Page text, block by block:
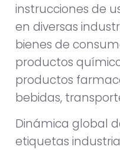
instrucciones de
en diversas
bienes de
productos
productos
bebidas,
Dinámica global
etiquetas